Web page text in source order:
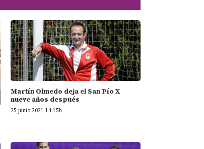
Martín Olmedo deja el San Pío X
nueve años después
25 junio 2021 14:15h